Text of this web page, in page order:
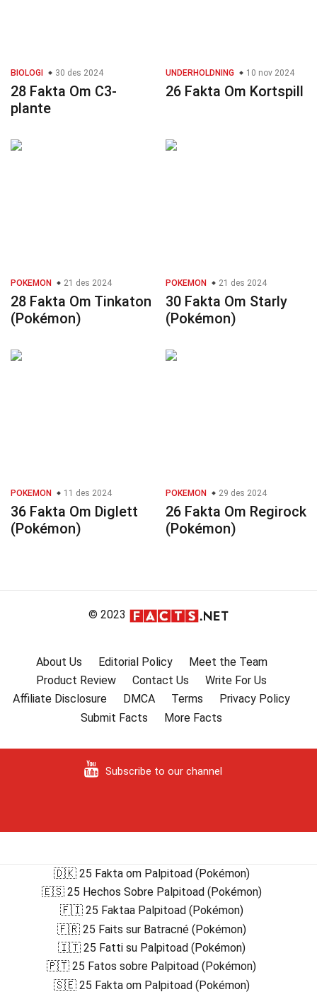
BIOLOGI 30 des 2024
28 Fakta Om C3-
plante
UNDERHOLDNING 10 nov 2024
26 Fakta Om Kortspill
POKEMON 21 des 2024
28 Fakta Om Tinkaton
(Pokémon)
POKEMON 21 des 2024
30 Fakta Om Starly
(Pokémon)
POKEMON 11 des 2024
36 Fakta Om Diglett
(Pokémon)
POKEMON 29 des 2024
26 Fakta Om Regirock
(Pokémon)
© 2023
About Us Editorial Policy
Meet the Team
Product Review
Contact Us
Write For Us
Affiliate Disclosure
DMCA Terms
Privacy Policy
Submit Facts
More Facts
Subscribe to our channel
🇩🇰 25 Fakta om Palpitoad (Pokémon)
🇪🇸 25 Hechos Sobre Palpitoad (Pokémon)
🇫🇮 25 Faktaa Palpitoad (Pokémon)
🇫🇷 25 Faits sur Batracné (Pokémon)
🇮🇹 25 Fatti su Palpitoad (Pokémon)
🇵🇹 25 Fatos sobre Palpitoad (Pokémon)
🇸🇪 25 Fakta om Palpitoad (Pokémon)